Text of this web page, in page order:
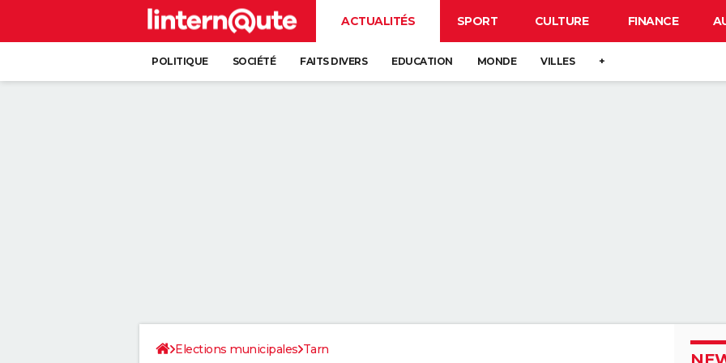
ACTUALITÉS SPORT CULTURE FINANCE
POLITIQUE SOCIÉTÉ FAITS DIVERS EDUCATION MONDE VILLES +
Elections municipales Tarn